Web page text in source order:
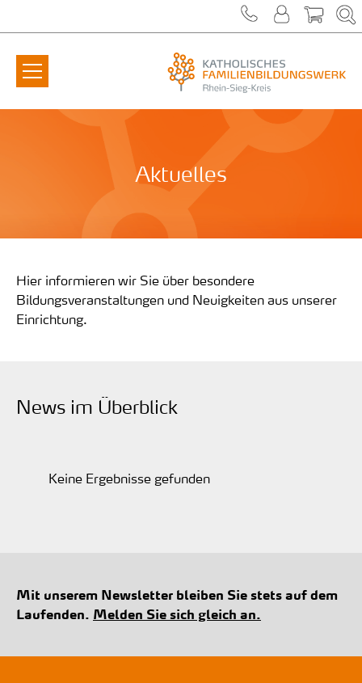
Aktuelles
Hier informieren wir Sie über besondere
Bildungsveranstaltungen und Neuigkeiten aus unserer
Einrichtung.
News im Überblick
Keine Ergebnisse gefunden
Mit unserem Newsletter bleiben Sie stets auf dem
Laufenden. Melden Sie sich gleich an.